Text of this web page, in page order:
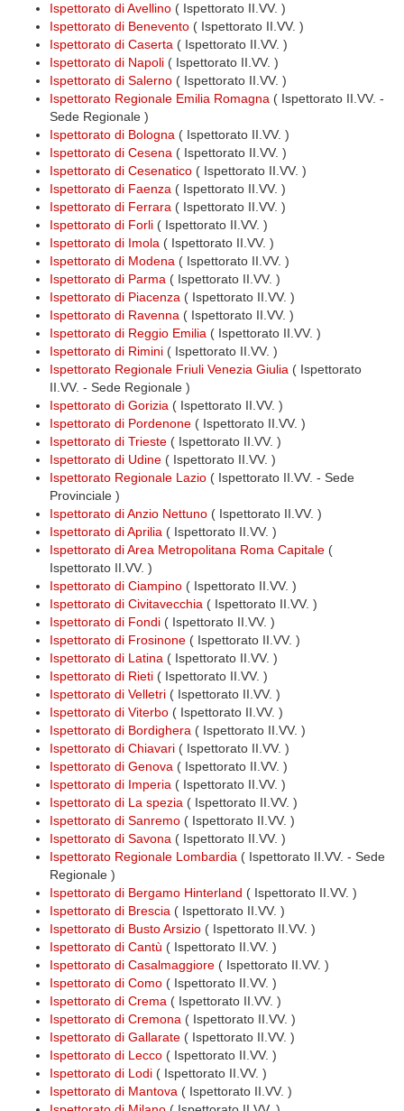
Ispettorato di Avellino ( Ispettorato II.VV. )
Ispettorato di Benevento ( Ispettorato II.VV. )
Ispettorato di Caserta ( Ispettorato II.VV. )
Ispettorato di Napoli ( Ispettorato II.VV. )
Ispettorato di Salerno ( Ispettorato II.VV. )
Ispettorato Regionale Emilia Romagna ( Ispettorato II.VV. -
Sede Regionale )
Ispettorato di Bologna ( Ispettorato II.VV. )
Ispettorato di Cesena ( Ispettorato II.VV. )
Ispettorato di Cesenatico ( Ispettorato II.VV. )
Ispettorato di Faenza ( Ispettorato II.VV. )
Ispettorato di Ferrara ( Ispettorato II.VV. )
Ispettorato di Forli ( Ispettorato II.VV. )
Ispettorato di Imola ( Ispettorato II.VV. )
Ispettorato di Modena ( Ispettorato II.VV. )
Ispettorato di Parma ( Ispettorato II.VV. )
Ispettorato di Piacenza ( Ispettorato II.VV. )
Ispettorato di Ravenna ( Ispettorato II.VV. )
Ispettorato di Reggio Emilia ( Ispettorato II.VV. )
Ispettorato di Rimini ( Ispettorato II.VV. )
Ispettorato Regionale Friuli Venezia Giulia ( Ispettorato
II.VV. - Sede Regionale )
Ispettorato di Gorizia ( Ispettorato II.VV. )
Ispettorato di Pordenone ( Ispettorato II.VV. )
Ispettorato di Trieste ( Ispettorato II.VV. )
Ispettorato di Udine ( Ispettorato II.VV. )
Ispettorato Regionale Lazio ( Ispettorato II.VV. - Sede
Provinciale )
Ispettorato di Anzio Nettuno ( Ispettorato II.VV. )
Ispettorato di Aprilia ( Ispettorato II.VV. )
Ispettorato di Area Metropolitana Roma Capitale (
Ispettorato II.VV. )
Ispettorato di Ciampino ( Ispettorato II.VV. )
Ispettorato di Civitavecchia ( Ispettorato II.VV. )
Ispettorato di Fondi ( Ispettorato II.VV. )
Ispettorato di Frosinone ( Ispettorato II.VV. )
Ispettorato di Latina ( Ispettorato II.VV. )
Ispettorato di Rieti ( Ispettorato II.VV. )
Ispettorato di Velletri ( Ispettorato II.VV. )
Ispettorato di Viterbo ( Ispettorato II.VV. )
Ispettorato di Bordighera ( Ispettorato II.VV. )
Ispettorato di Chiavari ( Ispettorato II.VV. )
Ispettorato di Genova ( Ispettorato II.VV. )
Ispettorato di Imperia ( Ispettorato II.VV. )
Ispettorato di La spezia ( Ispettorato II.VV. )
Ispettorato di Sanremo ( Ispettorato II.VV. )
Ispettorato di Savona ( Ispettorato II.VV. )
Ispettorato Regionale Lombardia ( Ispettorato II.VV. - Sede
Regionale )
Ispettorato di Bergamo Hinterland ( Ispettorato II.VV. )
Ispettorato di Brescia ( Ispettorato II.VV. )
Ispettorato di Busto Arsizio ( Ispettorato II.VV. )
Ispettorato di Cantù ( Ispettorato II.VV. )
Ispettorato di Casalmaggiore ( Ispettorato II.VV. )
Ispettorato di Como ( Ispettorato II.VV. )
Ispettorato di Crema ( Ispettorato II.VV. )
Ispettorato di Cremona ( Ispettorato II.VV. )
Ispettorato di Gallarate ( Ispettorato II.VV. )
Ispettorato di Lecco ( Ispettorato II.VV. )
Ispettorato di Lodi ( Ispettorato II.VV. )
Ispettorato di Mantova ( Ispettorato II.VV. )